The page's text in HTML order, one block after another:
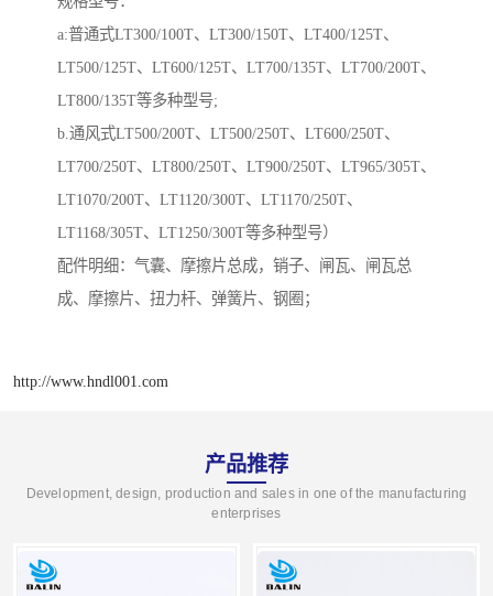
a:普通式LT300/100T、LT300/150T、LT400/125T、
LT500/125T、LT600/125T、LT700/135T、LT700/200T、
LT800/135T等多种型号;
b.通风式LT500/200T、LT500/250T、LT600/250T、
LT700/250T、LT800/250T、LT900/250T、LT965/305T、
LT1070/200T、LT1120/300T、LT1170/250T、
LT1168/305T、LT1250/300T等多种型号）
配件明细：气囊、摩擦片总成，销子、闸瓦、闸瓦总
成、摩擦片、扭力杆、弹簧片、钢圈；
http://www.hndl001.com
产品推荐
Development, design, production and sales in one of the manufacturing
enterprises